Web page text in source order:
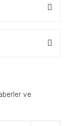
ve